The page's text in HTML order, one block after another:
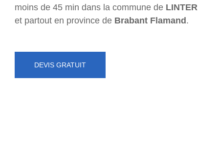
moins de 45 min dans la commune de LINTER
et partout en province de Brabant Flamand .
DEVIS GRATUIT